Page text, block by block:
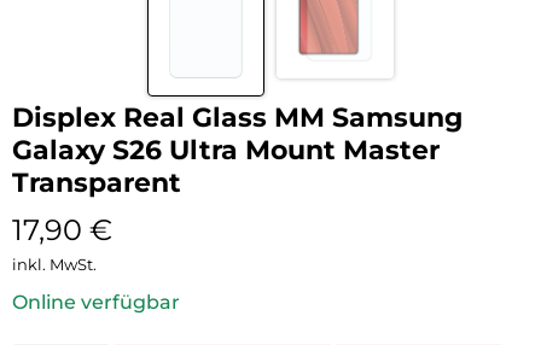
Displex Real Glass MM Samsung
Galaxy S26 Ultra Mount Master
Transparent
17,90 €
inkl. MwSt.
Online verfügbar